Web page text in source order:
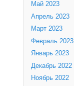
Май 2023
Апрель 2023
Март 2023
Февраль 2023
Январь 2023
Декабрь 2022
Ноябрь 2022